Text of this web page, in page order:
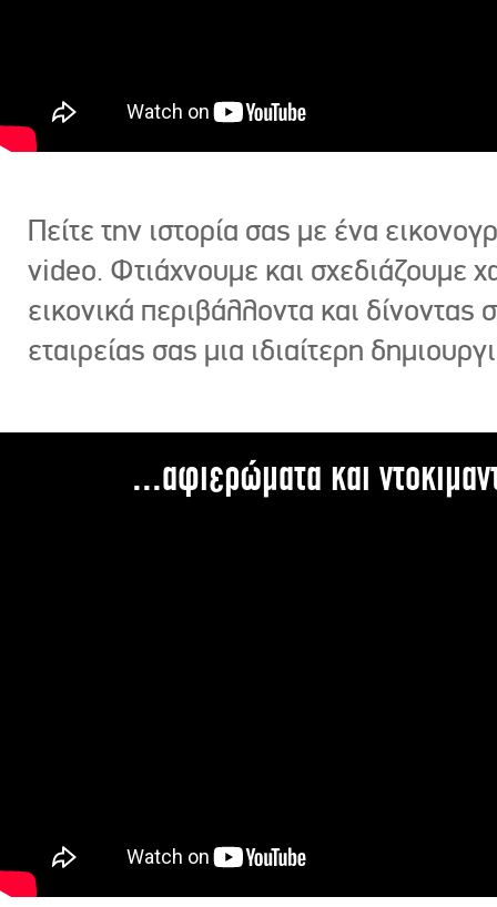
Πείτε την ιστορία σας με ένα
video. Φτιάχνουμε και σχεδιάζουμε
εικονικά περιβάλλοντα και δίνοντας
εταιρείας σας μια ιδιαίτερη
...αφιερώματα και